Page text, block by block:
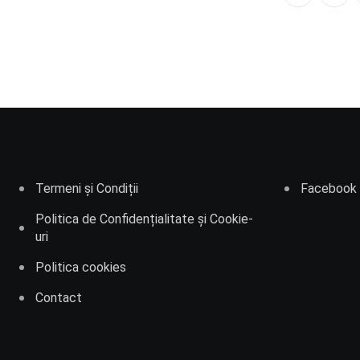
Termeni și Condiții
Politica de Confidențialitate și Cookie-
uri
Politica cookies
Contact
Facebook